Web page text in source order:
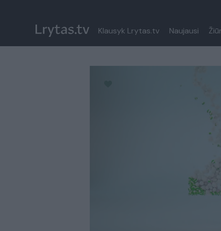
Klausyk Lrytas.tv Naujausi